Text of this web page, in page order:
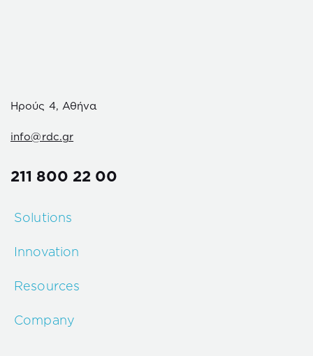
Ηρούς 4, Αθήνα
info@rdc.gr
211 800 22 00
Solutions
Innovation
Resources
Company